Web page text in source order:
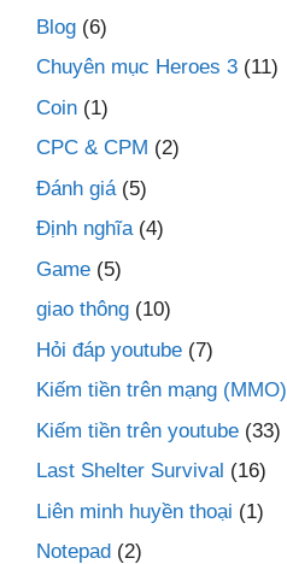
Blog (6)
Chuyên mục Heroes 3 (11)
Coin (1)
CPC & CPM (2)
Đánh giá (5)
Định nghĩa(4)
Game (5)
giao thông (10)
Hỏi đáp youtube (7)
Kiếm tiền trên mạng (MMO)
Kiếm tiền trên youtube (33)
Last Shelter Survival (16)
Liên minh huyền thoại (1)
Notepad (2)